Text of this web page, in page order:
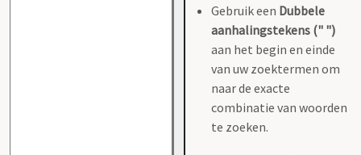
Gebruik een Dubbele
aanhalingstekens (" ")
aan het begin en einde
van uw zoektermen om
naar de exacte
combinatie van woorden
te zoeken.